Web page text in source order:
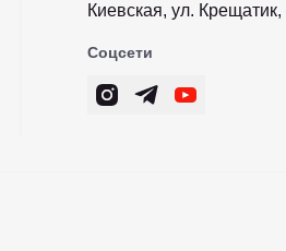
иглы бывают
Киевская, ул.
Соцсети